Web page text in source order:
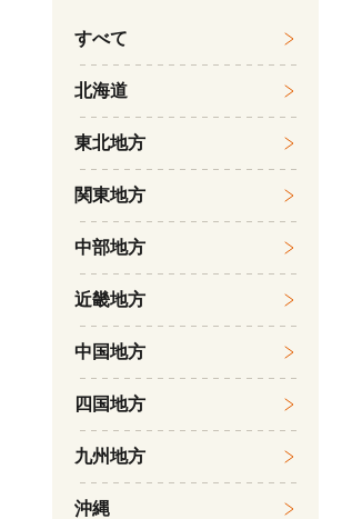
すべて
北海道
東北地方
関東地方
中部地方
近畿地方
中国地方
四国地方
九州地方
沖縄